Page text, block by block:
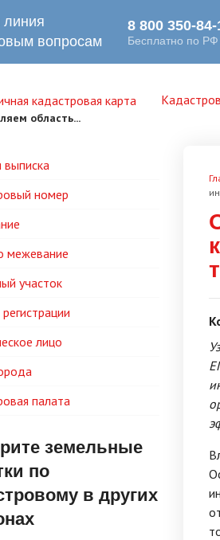
область...
выписка
номер
межевание
участок
лицо
палата
земельные
по
в других